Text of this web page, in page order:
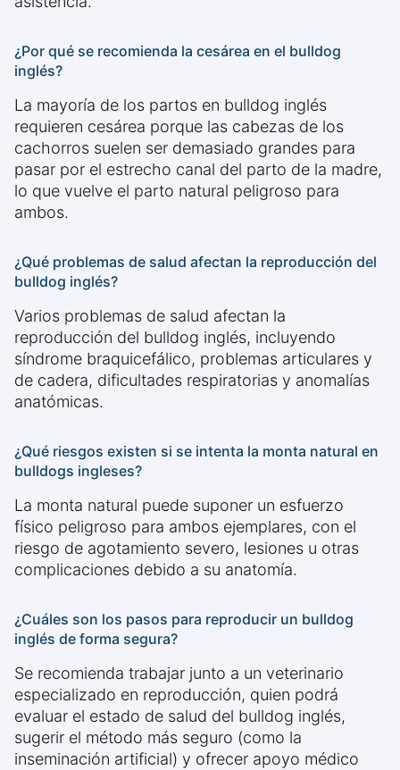
¿Por qué se recomienda la cesárea en el bulldog
inglés?
La mayoría de los partos en bulldog inglés
requieren cesárea porque las cabezas de los
cachorros suelen ser demasiado grandes para
pasar por el estrecho canal del parto de la madre,
lo que vuelve el parto natural peligroso para
ambos.
¿Qué problemas de salud afectan la reproducción del
bulldog inglés?
Varios problemas de salud afectan la
reproducción del bulldog inglés, incluyendo
síndrome braquicefálico, problemas articulares y
de cadera, dificultades respiratorias y anomalías
anatómicas.
¿Qué riesgos existen si se intenta la monta natural en
bulldogs ingleses?
La monta natural puede suponer un esfuerzo
físico peligroso para ambos ejemplares, con el
riesgo de agotamiento severo, lesiones u otras
complicaciones debido a su anatomía.
¿Cuáles son los pasos para reproducir un bulldog
inglés de forma segura?
Se recomienda trabajar junto a un veterinario
especializado en reproducción, quien podrá
evaluar el estado de salud del bulldog inglés,
sugerir el método más seguro (como la
inseminación artificial) y ofrecer apoyo médico